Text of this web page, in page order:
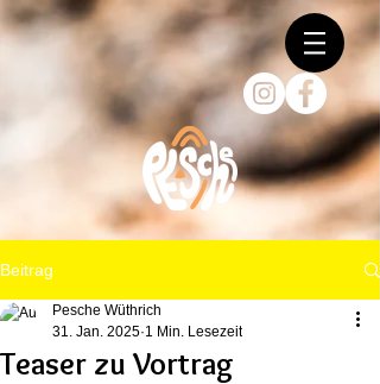
Beitrag
Teaser zu Vortrag
Pesche Wüthrich
31. Jan. 2025 1 Min. Lesezeit